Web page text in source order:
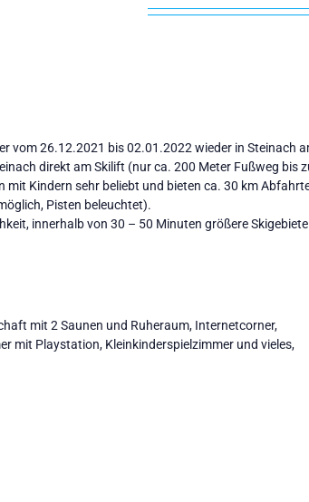
vom 26.12.2021 bis 02.01.2022 wieder in Steinach
direkt am Skilift (nur ca. 200 Meter Fußweg
Kindern sehr beliebt und bieten ca. 30 km
Pisten beleuchtet).
innerhalb von 30 – 50 Minuten größere
mit 2 Saunen und Ruheraum, Internetcorner,
mit Playstation, Kleinkinderspielzimmer und vieles,